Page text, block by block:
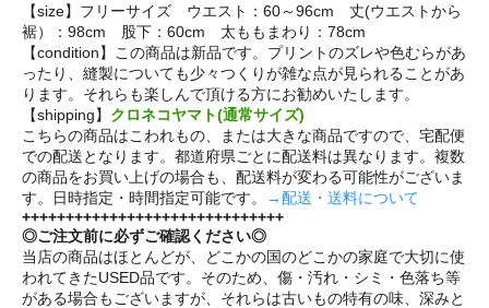
【size】フリーサイズ ウエスト：60～96cm 丈(ウエストから
裾）：98cm 股下：60cm 太ももまわり：78cm
【condition】この商品は新品です。プリントのズレや色むらがあ
ったり、縫製についても少々つくりが雑な点が見られることがあ
ります。それらも楽しんで頂ける方にお勧めいたします。
【shipping】 クロネコヤマト(通常サイズ)
こちらの商品はこわれもの、または大きな商品ですので、宅配便
での配送となります。都道府県ごとに配送料は異なります。複数
の商品をお買い上げの場合も、配送料が変わる可能性がございま
す。日時指定・時間指定可能です。
→配送・送料について
++++++++++++++++++++++++++++++
◎ご注文前に必ずご確認ください◎
当店の商品はほとんどが、どこかの国のどこかの家庭で大切に使
われてきたUSED品です。そのため、傷・汚れ・シミ・色落ち等
がある場合もございますが、それらは古いもの特有の味、深みと